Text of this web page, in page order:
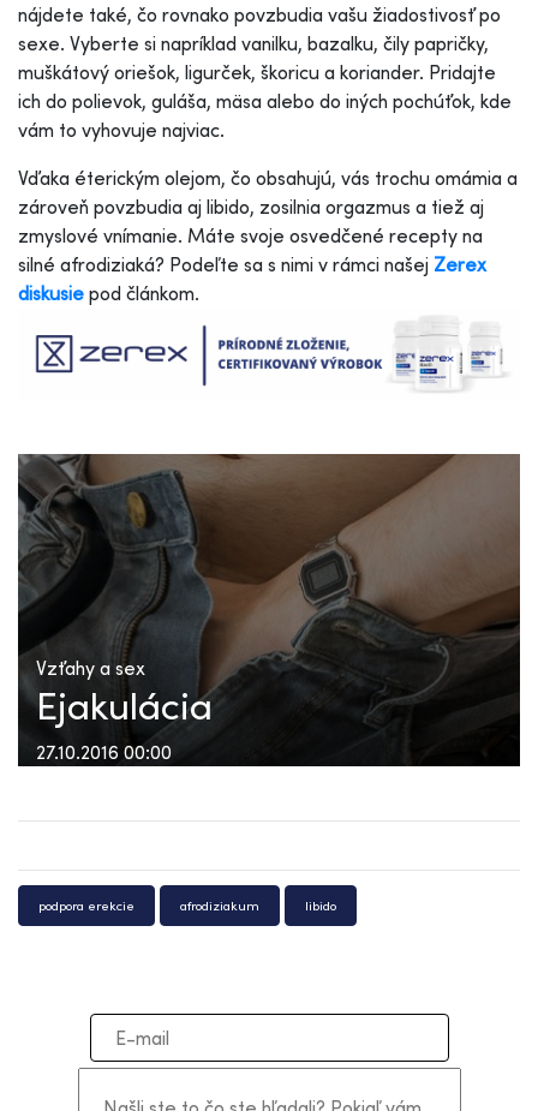
nájdete také, čo rovnako povzbudia vašu žiadostivosť po
sexe. Vyberte si napríklad vanilku, bazalku, čily papričky,
muškátový oriešok, ligurček, škoricu a koriander. Pridajte
ich do polievok, guláša, mäsa alebo do iných pochúťok, kde
vám to vyhovuje najviac.
Vďaka éterickým olejom, čo obsahujú, vás trochu omámia a
zároveň povzbudia aj libido, zosilnia orgazmus a tiež aj
zmyslové vnímanie. Máte svoje osvedčené recepty na
silné afrodiziaká? Podeľte sa s nimi v rámci našej Zerex
diskusie pod článkom.
Vzťahy a sex
Ejakulácia
27.10.2016 00:00
podpora erekcie afrodiziakum libido